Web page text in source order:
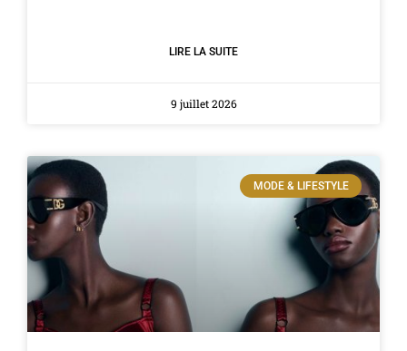
LIRE LA SUITE
9 juillet 2026
MODE & LIFESTYLE